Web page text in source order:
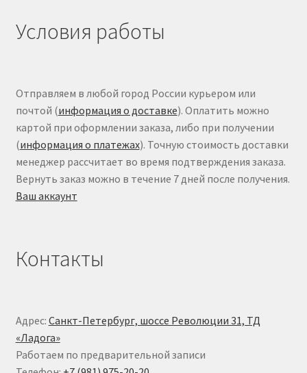
Условия работы
Отправляем в любой город России курьером или
почтой (информация о доставке). Оплатить можно
картой при оформлении заказа, либо при получении
(информация о платежах). Точную стоимость доставки
менеджер рассчитает во время подтверждения заказа.
Вернуть заказ можно в течение 7 дней после получения.
Ваш аккаунт
Контакты
Адрес: Санкт-Петербург, шоссе Революции 31, ТД
«Ладога»
Работаем по предварительной записи